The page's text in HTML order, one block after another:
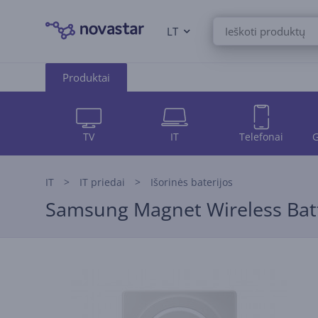
LT
Produktai
TV IT Telefonai
IT IT priedai Išorinės baterijos
Samsung Magnet Wireless